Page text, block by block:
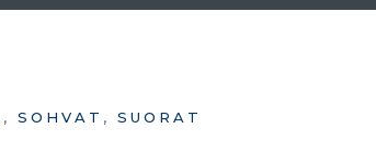
, SOHVAT , SUORAT